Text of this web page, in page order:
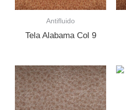
Antifluido
Tela Alabama Col 9